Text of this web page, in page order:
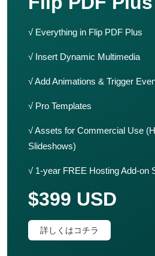
√ Everything in Flip PDF Plus
√ Insert Dynamic Multimedia
√ Add Animations & Trigger
√ Pro Templates
√ Assets for Commercial Use
Slideshows)
√ 1-year FREE Hosting Add-on
$399 USD
詳しくはコチラ